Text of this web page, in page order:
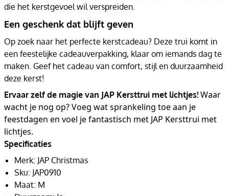
die het kerstgevoel wil verspreiden.
Een geschenk dat blijft geven
Op zoek naar het perfecte kerstcadeau? Deze trui komt in
een feestelijke cadeauverpakking, klaar om iemands dag te
maken. Geef het cadeau van comfort, stijl en duurzaamheid
deze kerst!
Ervaar zelf de magie van JAP Kersttrui met lichtjes! Waar
wacht je nog op? Voeg wat sprankeling toe aan je
feestdagen en voel je fantastisch met JAP Kersttrui met
lichtjes.
Specificaties
Merk: JAP Christmas
Sku: JAP0910
Maat: M